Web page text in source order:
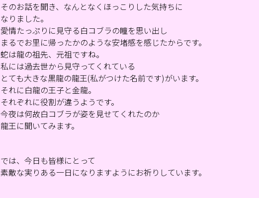
そのお話を聞き、なんとなくほっこりした気持ちに
なりました。
愛情たっぷりに見守る白コブラの瞳を思い出し
まるでお里に帰ったかのような安堵感を感じたからです。
蛇は龍の祖先、元祖ですね。
私には過去世から見守ってくれている
とても大きな黒龍の龍王(私がつけた名前です)がいます。
それに白龍の王子と金龍。
それぞれに役割が違うようです。
今夜は何故白コブラが姿を見せてくれたのか
龍王に聞いてみます。
では、今日も皆様にとって
素敵な実りある一日になりますようにお祈りしています。